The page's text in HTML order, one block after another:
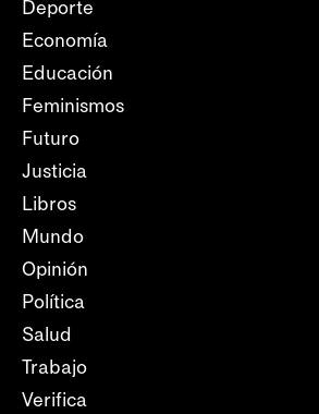
Deporte
Economía
Educación
Feminismos
Futuro
Justicia
Libros
Mundo
Opinión
Política
Salud
Trabajo
Verifica